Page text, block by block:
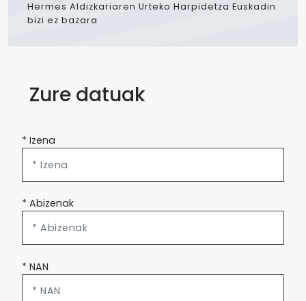
Hermes Aldizkariaren Urteko Harpidetza Euskadin
bizi ez bazara
Zure datuak
* Izena
* Abizenak
* NAN